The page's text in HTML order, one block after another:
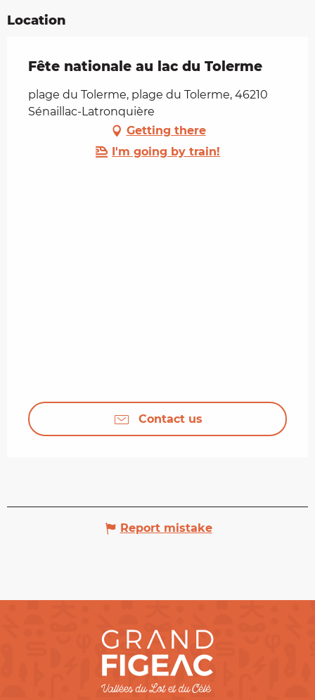
Location
Fête nationale au lac du Tolerme
plage du Tolerme, plage du Tolerme, 46210
Sénaillac-Latronquière
Getting there
I'm going by train!
Contact us
Report mistake